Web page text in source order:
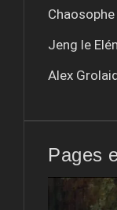
Jeng le
Alex
Pages